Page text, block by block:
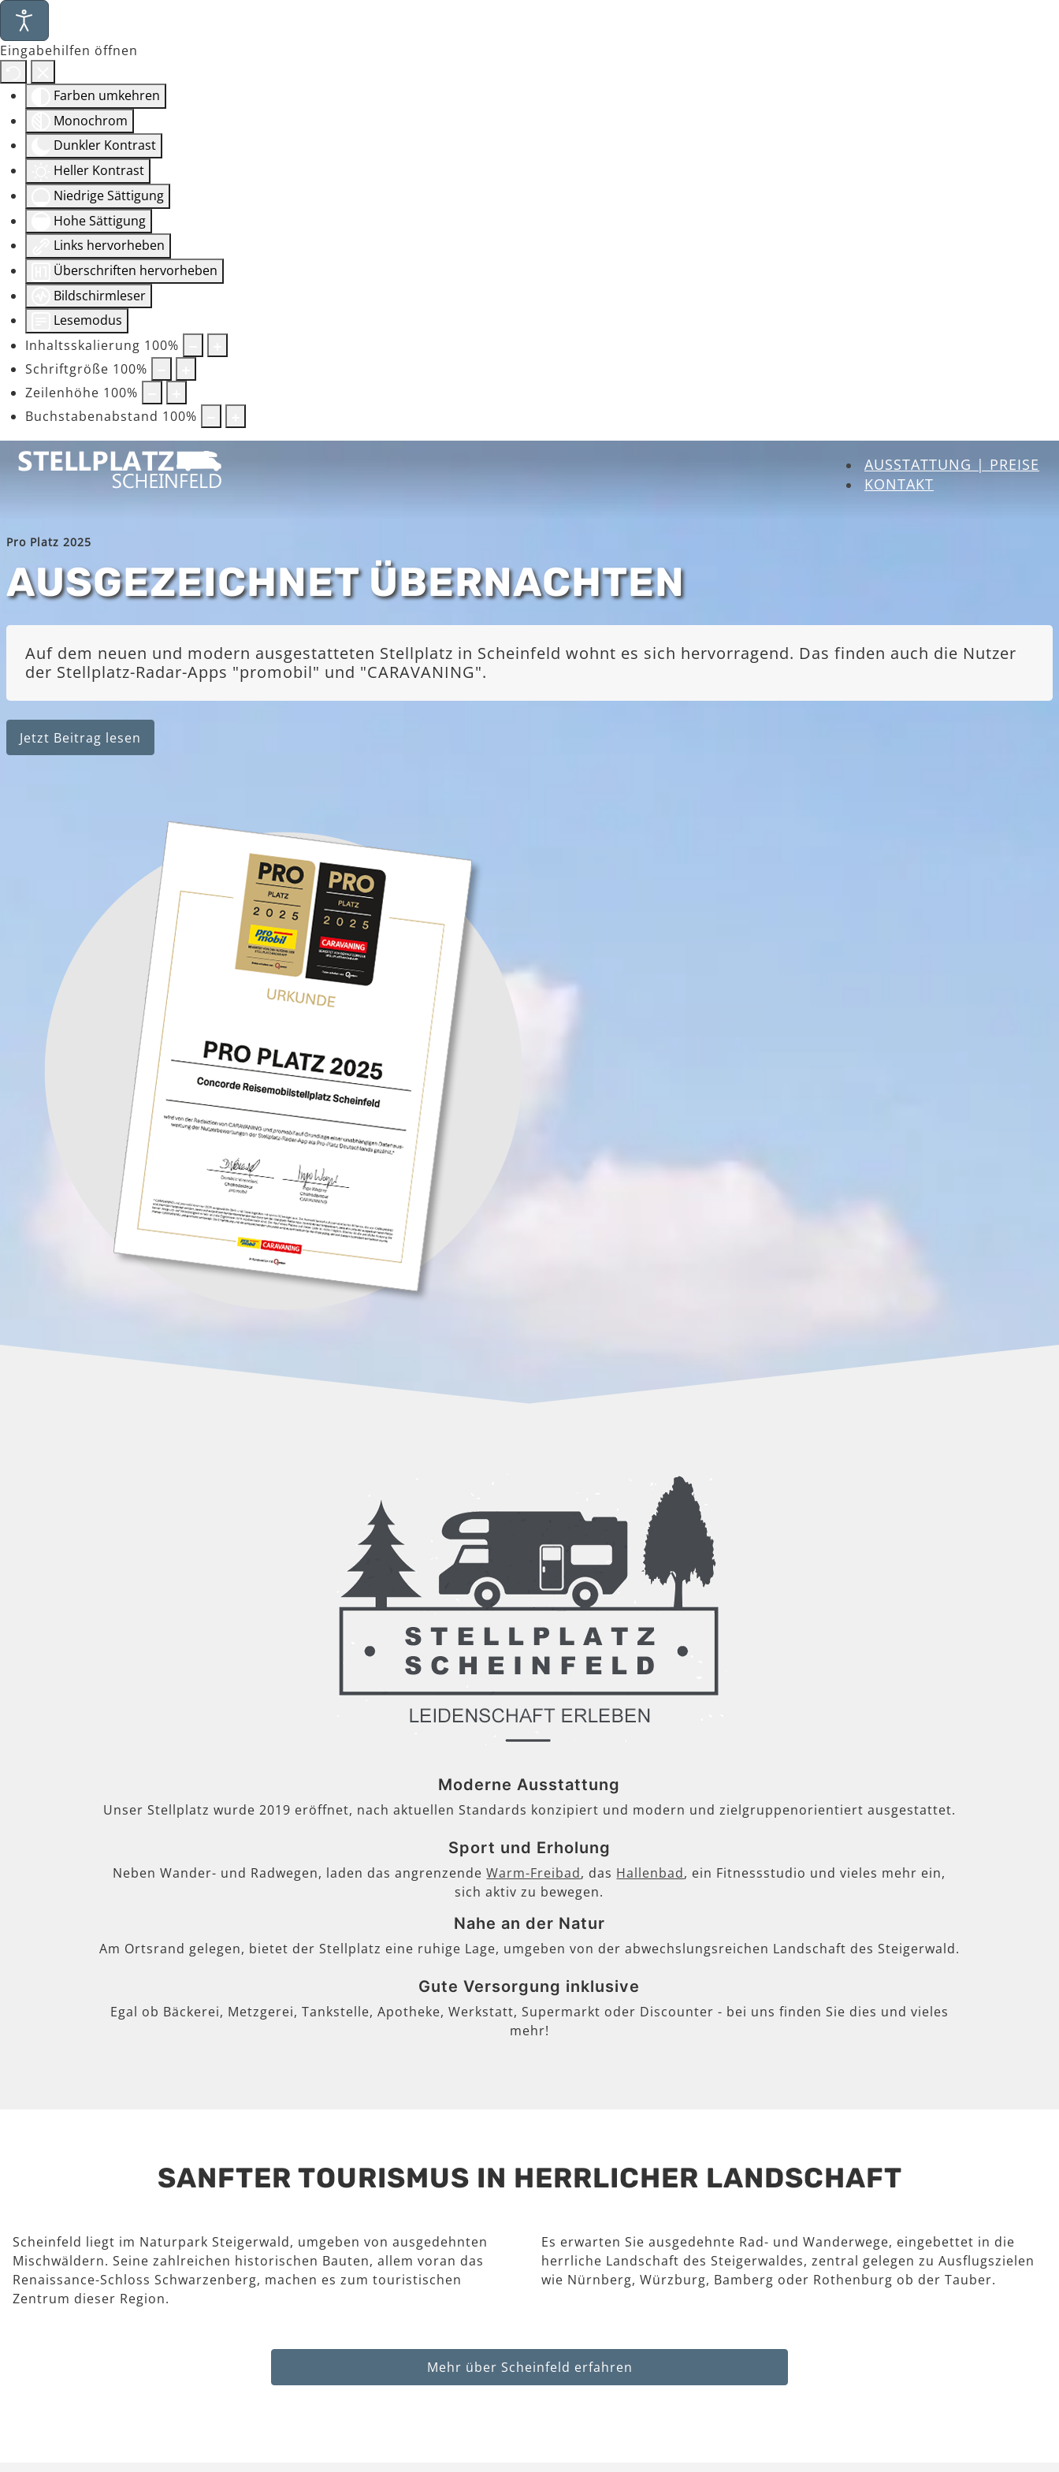
Eingabehilfen öffnen
Farben umkehren
Monochrom
Dunkler Kontrast
Heller Kontrast
Niedrige Sättigung
Hohe Sättigung
Links hervorheben
Überschriften hervorheben
Bildschirmleser
Lesemodus
Inhaltsskalierung 100%
Schriftgröße 100%
Zeilenhöhe 100%
Buchstabenabstand 100%
AUSSTATTUNG | PREISE
KONTAKT
Pro Platz 2025
AUSGEZEICHNET ÜBERNACHTEN
Auf dem neuen und modern ausgestatteten Stellplatz in Scheinfeld wohnt es sich hervorragend. Das finden auch die Nutzer
der Stellplatz-Radar-Apps "promobil" und "CARAVANING".
Jetzt Beitrag lesen
Moderne Ausstattung
Unser Stellplatz wurde 2019 eröffnet, nach aktuellen Standards konzipiert und modern und zielgruppenorientiert ausgestattet.
Sport und Erholung
Neben Wander- und Radwegen, laden das angrenzendeWarm-Freibad, das Hallenbad, ein Fitnessstudio und vieles mehr ein,
sich aktiv zu bewegen.
Nahe an der Natur
Am Ortsrand gelegen, bietet der Stellplatz eine ruhige Lage, umgeben von der abwechslungsreichen Landschaft des Steigerwald.
Gute Versorgung inklusive
Egal ob Bäckerei, Metzgerei, Tankstelle, Apotheke, Werkstatt, Supermarkt oder Discounter - bei uns finden Sie dies und vieles
mehr!
SANFTER TOURISMUS IN HERRLICHER LANDSCHAFT
Scheinfeld liegt im Naturpark Steigerwald, umgeben von ausgedehnten
Mischwäldern. Seine zahlreichen historischen Bauten, allem voran das
Renaissance-Schloss Schwarzenberg, machen es zum touristischen
Zentrum dieser Region.
Es erwarten Sie ausgedehnte Rad- und Wanderwege, eingebettet in die
herrliche Landschaft des Steigerwaldes, zentral gelegen zu Ausflugszielen
wie Nürnberg, Würzburg, Bamberg oder Rothenburg ob der Tauber.
Mehr über Scheinfeld erfahren